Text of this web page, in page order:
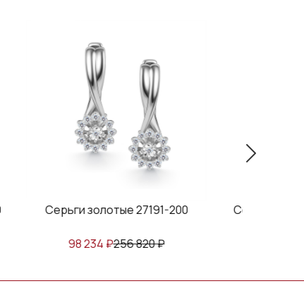
Серьги золотые 27191-200
98 234₽256 820₽
Серьги